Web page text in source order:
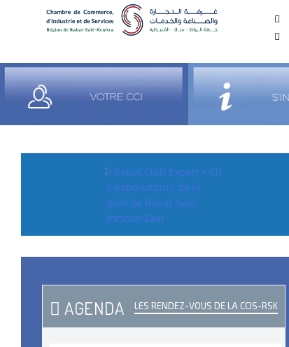
AGENDA LES RENDEZ-VOUS DE LA CCIS-RSK